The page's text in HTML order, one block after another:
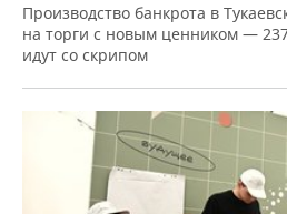
Производство банкрота в
на торги с новым ценником —
идут со скрипом